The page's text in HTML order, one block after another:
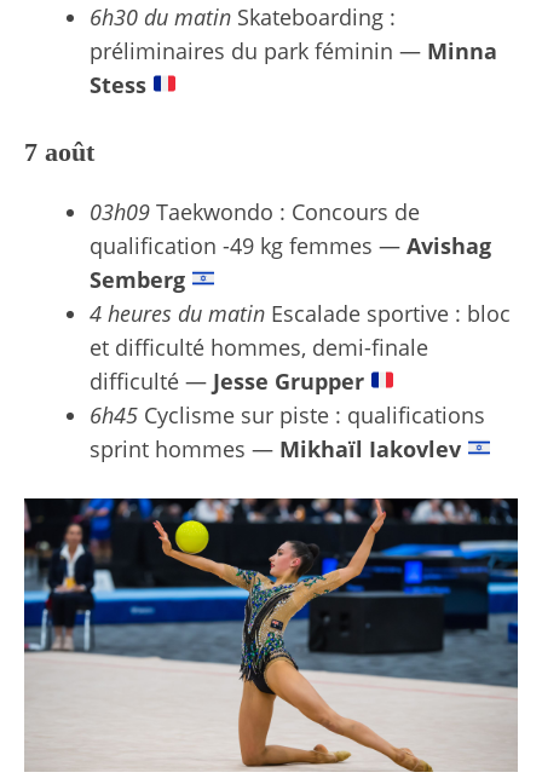
6h30 du matin Skateboarding :
préliminaires du park féminin — Minna
Stess
7 août
03h09 Taekwondo : Concours de
qualification -49 kg femmes — Avishag
Semberg
4 heures du matin Escalade sportive : bloc
et difficulté hommes, demi-finale
difficulté — Jesse Grupper
6h45 Cyclisme sur piste : qualifications
sprint hommes — Mikhaïl Iakovlev